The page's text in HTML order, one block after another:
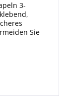
3-
Sie